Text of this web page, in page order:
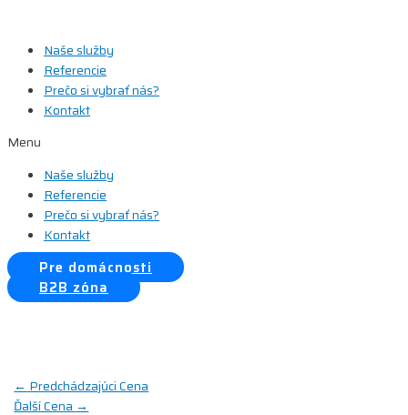
obsah Naše služby
Referencie
Prečo si vybrať nás?
Kontakt
Menu
Naše služby
Referencie
Prečo si vybrať nás?
Kontakt
Pre domácnosti
B2B zóna
Navigácia
← Predchádzajúci Cena
Ďalší Cena →